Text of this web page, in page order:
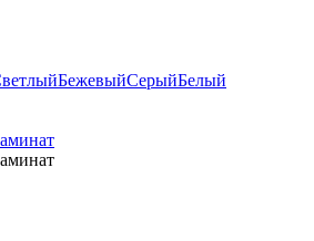
БежевыйСерыйБелый